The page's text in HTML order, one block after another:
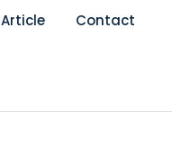
Article Contact